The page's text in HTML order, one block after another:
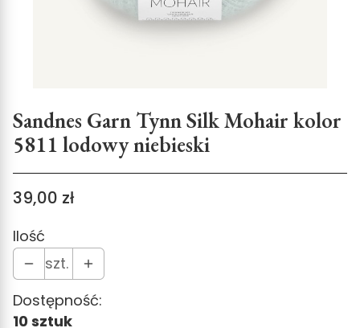
Sandnes Garn Tynn Silk Mohair kolor
5811 lodowy niebieski
Cena
39,00 zł
Ilość
szt.
Dostępność:
10 sztuk